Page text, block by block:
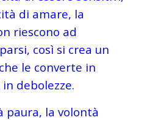
di amare, la
riescono ad
così si crea un
le converte in
debolezze.
paura, la volontà